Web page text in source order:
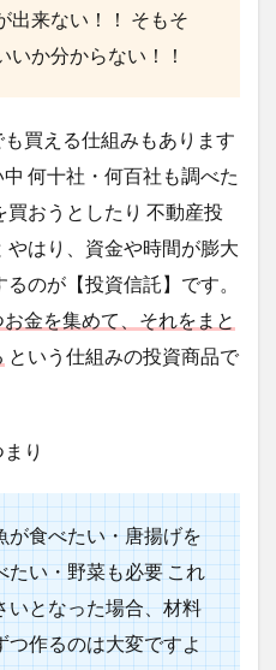
出来ない！！
そもそ
いか分からない！！
買える仕組みもあります
何十社・何百社も調べた
おうとしたり 不動産投
やはり、資金や時間が膨大
るのが【投資信託】です。
金を集めて、それをまと
という仕組みの投資商品で
り
が食べたい・唐揚げを
たい・野菜も必要これ
いとなった場合、材料
つ作るのは大変ですよ